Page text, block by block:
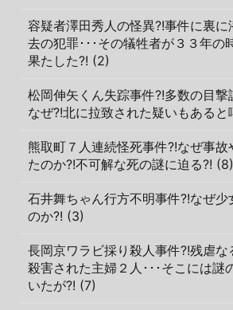
容疑者澤田秀人の怪異?!事件に裏に
去の犯罪･･･その犠牲者が３３年の
果たした?! (2)
松岡伸矢くん失踪事件?!多数の目撃
なぜ?!北に拉致された疑いもある
熊取町７人連続怪死事件?!なぜ事
たのか?!不可解な死の謎に迫る?! (8)
石井舞ちゃん行方不明事件?!なぜ少
のか?! (3)
長岡京ワラビ採り殺人事件?!残虐な
殺害された主婦２人･･･そこには謎
いたが?! (7)